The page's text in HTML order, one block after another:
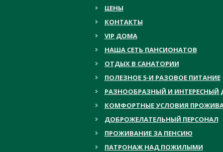
ЦЕНЫ
КОНТАКТЫ
VIP ДОМА
НАША СЕТЬ ПАНСИОНАТОВ
ОТДЫХ В САНАТОРИИ
ПОЛЕЗНОЕ 5-И РАЗОВОЕ ПИТАНИЕ
РАЗНООБРАЗНЫЙ И ИНТЕРЕСНЫЙ
КОМФОРТНЫЕ УСЛОВИЯ
ДОБРОЖЕЛАТЕЛЬНЫЙ ПЕРСОНАЛ
ПРОЖИВАНИЕ ЗА ПЕНСИЮ
ПАТРОНАЖ НАД ПОЖИЛЫМИ